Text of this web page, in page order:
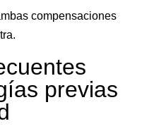
compensaciones
previas